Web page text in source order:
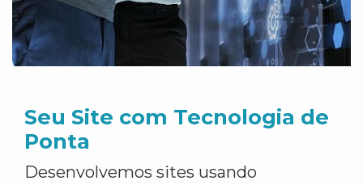
Seu Site com Tecnologia de
Ponta
Desenvolvemos sites usando